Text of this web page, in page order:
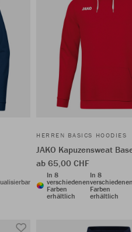
HERREN BASICS HOODIES
JAKO Kapuzensweat
ab 65,00 CHF
In 8
verschiedenen
Farben
erhältlich
In 8
Farben
erhältlich